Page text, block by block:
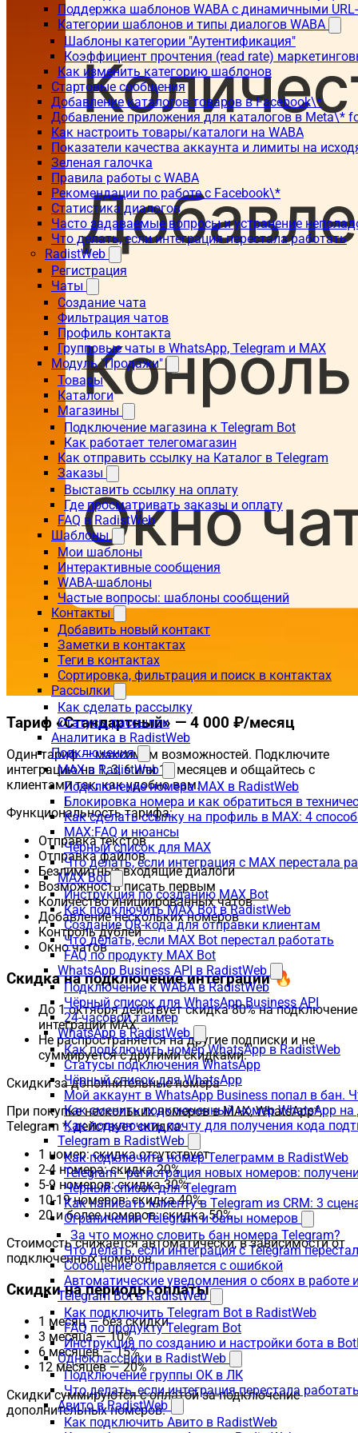
Поддержка шаблонов WABA с динамичными
Категории шаблонов и типы диалогов WABA
Шаблоны категории "Аутентификация"
Коэффициент прочтения (read rate)
Как изменить категорию шаблонов
Стартовые сообщения
Добавление каталогов товаров в Facebook\*
Добавление приложения для каталогов в Meta\*
Как настроить товары/каталоги на WABA
Показатели качества аккаунта и лимиты на
Зеленая галочка
Правила работы с WABA
Рекомендации по работе с Facebook\*
Статистика диалогов
Часто задаваемые вопросы и устранение
Что делать, если интеграция перестала работать
RadistWeb
Регистрация
Чаты
Создание чата
Фильтрация чатов
Профиль контакта
Групповые чаты в WhatsApp, Telegram и MAX
Модуль "Продажи"
Товары
Каталоги
Магазины
Подключение магазина к Telegram Bot
Как работает телегомагазин
Как отправить ссылку на Каталог в Telegram
Заказы
Выставить ссылку на оплату
Где просматривать заказы и оплату
FAQ в RadistWeb
Шаблоны
Мои шаблоны
Интерактивные сообщения
WABA-шаблоны
Частые вопросы: шаблоны сообщений
Контакты
Добавить новый контакт
Заметки в контактах
Теги в контактах
Сортировка, фильтрация и поиск в контактах
Рассылки
Как сделать рассылку
Статусы рассылок
Аналитика в RadistWeb
Подключения
MAX в RadistWeb
Подключение номера MAX в RadistWeb
Блокировка номера и как обратиться в
Как сделать ссылку на профиль в MAX: 4
MAX:FAQ и нюансы
Чёрный список для MAX
Что делать, если интеграция с MAX перестала
MAX Bot
Инструкция по созданию MAX Bot
Как подключить MAX Bot в RadistWeb
Создание QR-кода для отправки клиентам
Что делать, если MAX Bot перестал работать
FAQ по продукту MAX Bot
WhatsApp Business API в RadistWeb
Подключение к WABA в RadistWeb
Чёрный список для WhatsApp Business API
24-часовой таймер
WhatsApp в RadistWeb
Как подключить номер WhatsApp в RadistWeb
Статусы подключения WhatsApp
Чёрный список для WhatsApp
Мой аккаунт в WhatsApp Business попал в бан.
Как сменить подключенный номер WhatsApp на
Как подключить почту для получения кода
Telegram в RadistWeb
Как подключить номер Телеграмм в RadistWeb
Telegram - регистрация новых номеров:
Чёрный список для Telegram
Как написать клиенту в Telegram из CRM: 3
Ограничения Telegram и баны номеров
За что можно словить бан номера Telegram?
Что делать, если интеграция с Telegram
Сообщение отправляется с ошибкой
Автоматические уведомления о сбоях в работе
Telegram Bot в RadistWeb
Как подключить Telegram Bot в RadistWeb
FAQ по продукту Telegram Bot
Инструкция по созданию и настройки бота в
Одноклассники в RadistWeb
Подключение группы ОК в ЛК
Что делать, если интеграция перестала
Авито в RadistWeb
Как подключить Авито в RadistWeb
Тариф «Стандартный» — 4 000 ₽/месяц
Один тариф — максимум возможностей. Подключите
интеграцию на 1, 3, 6 или 12 месяцев и общайтесь с
клиентами так, как удобно вам.
Функциональность тарифа:
Отправка текстов
Отправка файлов
Безлимитные входящие диалоги
Возможность писать первым
Количество инициированных чатов
Добавление нескольких номеров
Контроль дублей
Окно чатов
Скидка на подключение интеграции 🔥
До 1 октября действует скидка 80% на подключение
интеграции MAX.
Не распространяется на другие подписки и не
суммируется с другими скидками.
Скидки за дополнительные номера
При покупке нескольких номеров в MAX, WhatsApp*,
Telegram *, действует скидка:
1 номер: скидка отсутствует
2-4 номера: скидка 20%
5-9 номеров: скидка 30%
10-19 номеров: скидка 40%
20 и более номеров: скидка 50%
Стоимость снижается автоматически, в зависимости от
подключенных номеров.
Скидки на периоды оплаты
1 месяц — без скидки
3 месяца — 10%
6 месяцев — 15%
12 месяцев — 20%
Скидки суммируются с оплатой за подключение
дополнительных номеров.